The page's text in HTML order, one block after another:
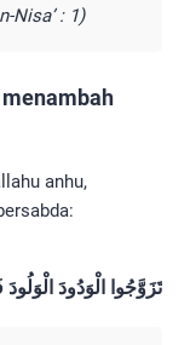
Nisa’ : 1)
anhu,
تَزَوَّجُوا الْوَدُودَ